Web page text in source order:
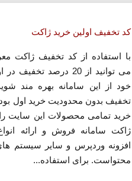
کد تخفیف اولین خرید ژاکت
با استفاده از کد تخفیف ژاکت
می توانید از 20 درصد
خود از این سامانه بهره مند
تخفیف بدون محدودیت خرید اول
خرید تمامی محصولات این سایت
ژاکت سامانه فروش و ارائه
افزونه وردپرس و سایر سیستم
محتواست. برای استفاده...